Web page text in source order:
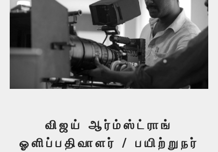
விஜய் ஆர்ம்ஸ்ட்ராங்
ஓளிப்பதிவாளர் / பயிற்றுநர்